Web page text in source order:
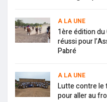
A LA UNE
1ère édition du
réussi pour
Pabré
A LA UNE
Lutte contre le
pour aller au